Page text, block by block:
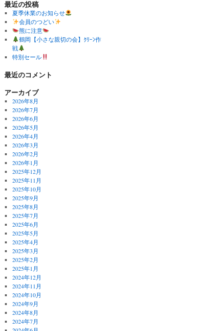
最近の投稿
夏季休業のお知らせ
会員のつどい
熊に注意
鶴岡【小さな親切の会】ｸﾘｰﾝ作
戦
特別セール
最近のコメント
アーカイブ
2026年8月
2026年7月
2026年6月
2026年5月
2026年4月
2026年3月
2026年2月
2026年1月
2025年12月
2025年11月
2025年10月
2025年9月
2025年8月
2025年7月
2025年6月
2025年5月
2025年4月
2025年3月
2025年2月
2025年1月
2024年12月
2024年11月
2024年10月
2024年9月
2024年8月
2024年7月